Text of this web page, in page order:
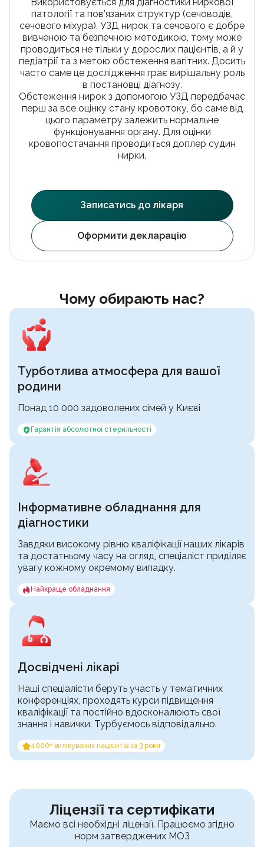
УЗД черевної порожнини
Стоматологія
Психотерапія
Гінекологія
Урологія
Проктологія
Ендокринологія
Отоларингологія
Дерматовенерологія
Кардіологія
Неврологія
Ортопедія і травматологія
Гастроентерологія
Масаж та реабілітація
Онлайн консультація
Електронні рецепти
Акційні пропозиції
Партнерство
Франшиза
Вакансії
Блог
Контакти
Facebook Instagram Telegram
Стоматологія
Франшиза
Записатися на прийом
Підписати декларацію
патології та пов’язаних структур (сечоводів,
сечового міхура). УЗД нирок та сечового є добре
вивченою та безпечною методикою, тому може
проводиться не тільки у дорослих пацієнтів, а й у
педіатрії та з метою обстеження вагітних. Досить
часто саме це дослідження грає вирішальну роль
в постановці діагнозу.
Обстеження нирок з допомогою УЗД передбачає
перш за все оцінку стану кровотоку, бо саме від
цього параметру залежить нормальне
функціонування органу. Для оцінки
кровопостачання проводиться доплер судин
нирки.
Записатись до лікаря
Оформити декларацію
Чому обирають нас?
Турботлива атмосфера для вашої
родини
Понад 10 000 задоволених сімей у Києві
Гарантія абсолютної стерильності
Інформативне обладнання для
діагностики
Завдяки високому рівню кваліфікації наших лікарів
та достатньому часу на огляд, спеціаліст приділяє
увагу кожному окремому випадку.
Найкраще обладнання
Досвідчені лікарі
Наші спеціалісти беруть участь у тематичних
конференціях, проходять курси підвищення
кваліфікації та постійно вдосконалюють свої
знання і навички. Турбуємось відповідально.
4000+ вилікуваних пацієнтів за 3 роки
Ліцензії та сертифікати
Маємо всі необхідні ліцензії. Працюємо згідно
норм затверджених МОЗ